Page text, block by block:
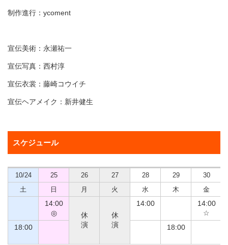
制作進行：ycoment
宣伝美術：永瀬祐一
宣伝写真：西村淳
宣伝衣裳：藤崎コウイチ
宣伝ヘアメイク：新井健生
スケジュール
10/24 25 26 27 28 29
30
土
日 月 火 水 木 金
14:00
◎
休
演
休
演
14:00
14:00
☆
18:00 18:00